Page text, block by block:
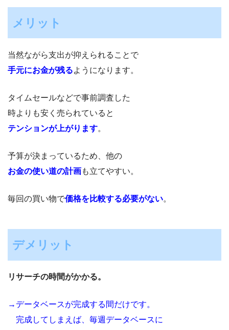
メリット
当然ながら支出が抑えられることで
手元にお金が残るようになります。
タイムセールなどで事前調査した
時よりも安く売られていると
テンションが上がります。
予算が決まっているため、他の
お金の使い道の計画も立てやすい。
毎回の買い物で価格を比較する必要がない。
デメリット
リサーチの時間がかかる。
→データベースが完成する間だけです。
完成してしまえば、毎週データベースに